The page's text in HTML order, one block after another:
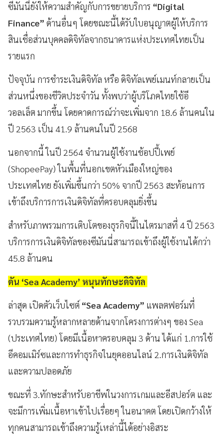
ซีมันนี่ยังให้ความสำคัญกับการขยายบริการ “Digital
Finance” ด้านอื่นๆ โดยขณะนี้ได้รับใบอนุญาตผู้ให้บริการ
สินเชื่อส่วนบุคคลดิจิทัลจากธนาคารแห่งประเทศไทยเป็น
รายแรก
ปัจจุบัน การชำระเงินดิจิทัล หรือ ดิจิทัลเพย์เมนท์กลายเป็น
ส่วนหนึ่งของชีวิตประจำวัน ทั้งพบว่าผู้บริโภคไทยใช้อี
วอลเล็ต มากขึ้น โดยคาดการณ์ว่าจะเพิ่มจาก 18.6 ล้านคนใน
ปี 2563 เป็น 41.9 ล้านคนในปี 2568
นอกจากนี้ ในปี 2564 จำนวนผู้ใช้งานช้อปปี้เพย์
(ShopeePay) ในพื้นที่นอกเขตหัวเมืองใหญ่ของ
ประเทศไทย ยังเพิ่มขึ้นกว่า 50% จากปี 2563 สะท้อนการ
เข้าถึงบริการการเงินดิจิทัลที่ครอบคลุมยิ่งขึ้น
สำหรับภาพรวมการเติบโตของธุรกิจนี้ในไตรมาสที่ 4 ปี 2563
บริการการเงินดิจิทัลของซีมันนี่สามารถเข้าถึงผู้ใช้งานได้กว่า
45.8 ล้านคน
ดัน ‘Sea Academy’ หนุนทักษะดิจิทัล
ล่าสุด เปิดตัวเว็บไซต์ “Sea Academy” แพลตฟอร์มที่
รวบรวมความรู้หลากหลายด้านจากโครงการต่างๆ ของ Sea
(ประเทศไทย) โดยมีเนื้อหาครอบคลุม 3 ด้าน ได้แก่ 1.การใช้
อีคอมเมิร์ซและการทำธุรกิจในยุคออนไลน์ 2.การเงินดิจิทัล
และความปลอดภัย
ขณะที่ 3.ทักษะสำหรับอาชีพในวงการเกมและอีสปอร์ต และ
จะมีการเพิ่มเนื้อหาเข้าไปเรื่อยๆ ในอนาคต โดยเปิดกว้างให้
ทุกคนสามารถเข้าถึงความรู้เหล่านี้ได้อย่างอิสระ